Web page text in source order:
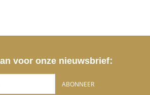
voor onze nieuwsbrief:
ABONNEER